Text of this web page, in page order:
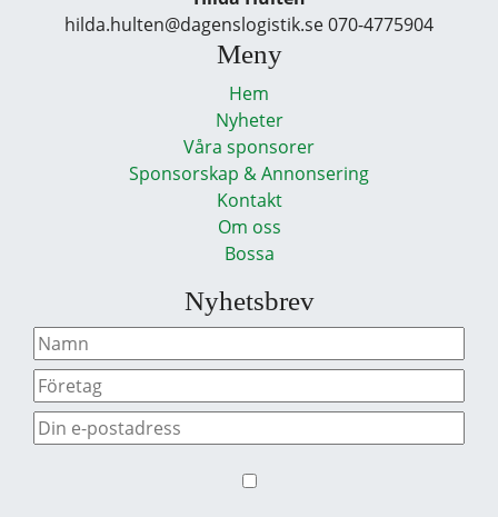
hilda.hulten@dagenslogistik.se 070-4775904
Meny
Hem
Nyheter
Våra sponsorer
Sponsorskap & Annonsering
Kontakt
Om oss
Bossa
Nyhetsbrev